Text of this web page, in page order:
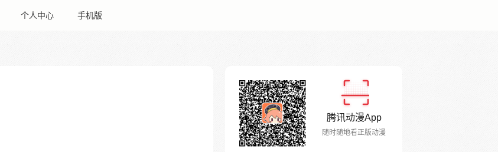
个人中心 手机版
腾讯动漫App
随时随地看正版动漫